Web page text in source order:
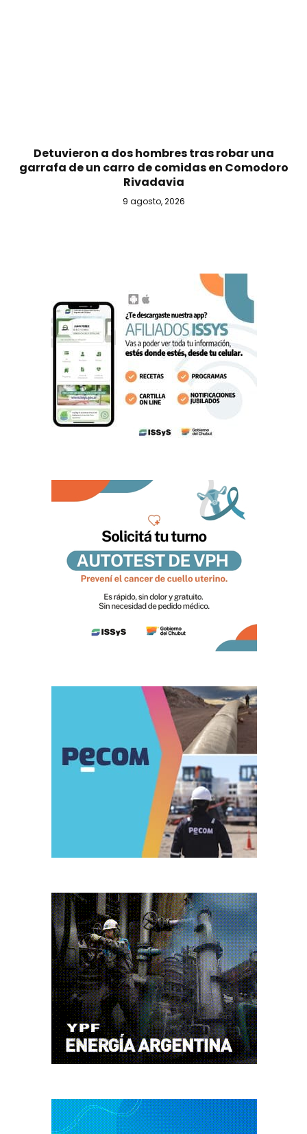
Detuvieron a dos hombres tras robar una
garrafa de un carro de comidas en Comodoro
Rivadavia
9 agosto, 2026